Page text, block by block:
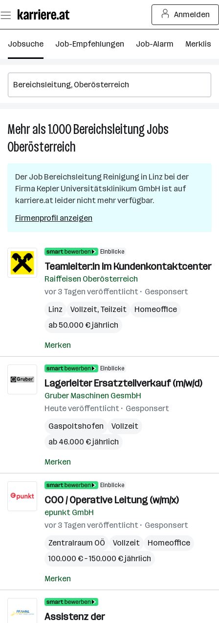
Seiteninhalt
springen
Anmelden
Jobsuche Job-Empfehlungen Job-Alarm Merkliste
Mehr als 1.000BereichsleitungJobs
Oberösterreich
Der Job Bereichsleitung Reinigung in Linz bei der
Firma Kepler Universitätsklinikum GmbH ist auf
karriere.at leider nicht mehr verfügbar.
Firmenprofil anzeigen
Einblicke
Teamleiter:in im Kundenkontaktcenter
Raiffeisen Oberösterreich
vor 3 Tagen veröffentlicht
Gesponsert
Linz
Vollzeit, Teilzeit
Homeoffice
ab 50.000 € jährlich
Merken
Einblicke
Lagerleiter Ersatzteilverkauf (m/w/d)
Gruber Maschinen GesmbH
Heute veröffentlicht
Gesponsert
Gaspoltshofen
Vollzeit
ab 46.000 € jährlich
Merken
Einblicke
COO / Operative Leitung (w/m/x)
epunkt GmbH
vor 3 Tagen veröffentlicht
Gesponsert
Zentralraum OÖ
Vollzeit
Homeoffice
100.000 € – 150.000 € jährlich
Merken
Assistenz der